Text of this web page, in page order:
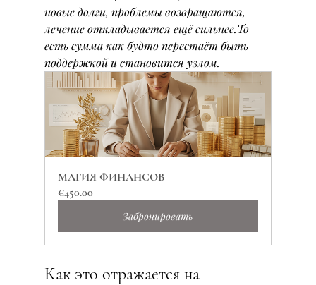
новые долги, проблемы возвращаются,
лечение откладывается ещё сильнее.То
есть сумма как будто перестаёт быть
поддержкой и становится узлом.
МАГИЯ ФИНАНСОВ
€450.00
Забронировать
Как это отражается на